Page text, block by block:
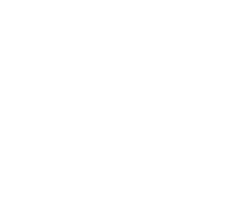
spurošanos